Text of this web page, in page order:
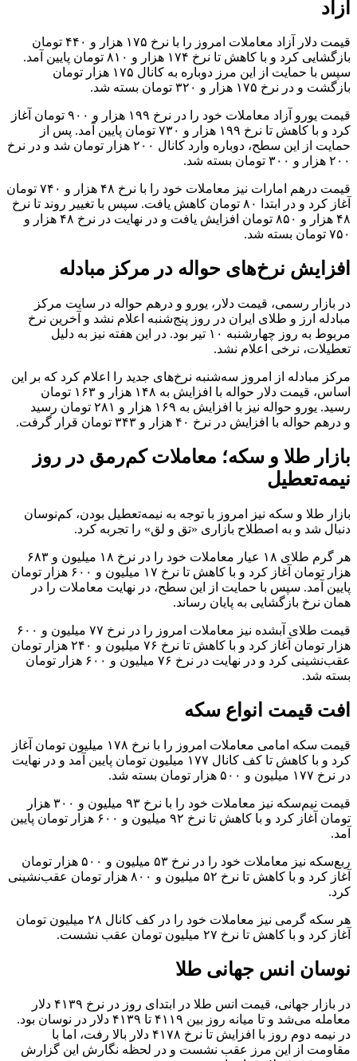
آزاد
قیمت دلار آزاد معاملات امروز را با نرخ ۱۷۵ هزار و ۴۴۰ تومان
بازگشایی کرد و با کاهش تا نرخ ۱۷۴ هزار و ۸۱۰ تومان پایین آمد.
سپس با حمایت از این مرز دوباره به کانال ۱۷۵ هزار تومان
بازگشت و در نرخ ۱۷۵ هزار و ۳۲۰ تومان بسته شد.
قیمت یورو آزاد معاملات خود را در نرخ ۱۹۹ هزار و ۹۰۰ تومان آغاز
کرد و با کاهش تا نرخ ۱۹۹ هزار و ۷۳۰ تومان پایین آمد. پس از
حمایت از این سطح، دوباره وارد کانال ۲۰۰ هزار تومان شد و در نرخ
۲۰۰ هزار و ۳۰۰ تومان بسته شد.
قیمت درهم امارات نیز معاملات خود را با نرخ ۴۸ هزار و ۷۴۰ تومان
آغاز کرد و در ابتدا ۸۰ تومان کاهش یافت. سپس با تغییر روند تا نرخ
۴۸ هزار و ۸۵۰ تومان افزایش یافت و در نهایت در نرخ ۴۸ هزار و
۷۵۰ تومان بسته شد.
افزایش نرخ‌های حواله در مرکز مبادله
در بازار رسمی، قیمت دلار، یورو و درهم حواله در سایت مرکز
مبادله ارز و طلای ایران در روز پنج‌شنبه اعلام نشد و آخرین نرخ
مربوط به روز چهارشنبه ۱۰ تیر بود. در این هفته نیز به دلیل
تعطیلات، نرخی اعلام نشد.
مرکز مبادله از امروز سه‌شنبه نرخ‌های جدید را اعلام کرد که بر این
اساس، قیمت دلار حواله با افزایش به ۱۴۸ هزار و ۱۶۳ تومان
رسید. یورو حواله‌ نیز با افزایش به ۱۶۹ هزار و ۲۸۱ تومان رسید
و درهم حواله با افزایش در نرخ ۴۰ هزار و ۳۴۳ تومان قرار گرفت.
بازار طلا و سکه؛ معاملات کم‌رمق در روز
نیمه‌تعطیل
بازار طلا و سکه نیز امروز با توجه به نیمه‌تعطیل بودن، کم‌نوسان
دنبال شد و به اصطلاح بازاری «تق و لق» را تجربه کرد.
هر گرم طلای ۱۸ عیار معاملات خود را در نرخ ۱۸ میلیون و ۶۸۳
هزار تومان آغاز کرد و با کاهش تا نرخ ۱۷ میلیون و ۶۰۰ هزار تومان
پایین آمد. سپس با حمایت از این سطح، در نهایت معاملات را در
همان نرخ بازگشایی به پایان رساند.
قیمت طلای آبشده نیز معاملات امروز را در نرخ ۷۷ میلیون و ۶۰۰
هزار تومان آغاز کرد و با کاهش تا نرخ ۷۶ میلیون و ۲۴۰ هزار تومان
عقب‌نشینی کرد و در نهایت در نرخ ۷۶ میلیون و ۶۰۰ هزار تومان
بسته شد.
افت قیمت انواع سکه
قیمت سکه امامی معاملات امروز را با نرخ ۱۷۸ میلیون تومان آغاز
کرد و با کاهش تا کف کانال ۱۷۷ میلیون تومان پایین آمد و در نهایت
در نرخ ۱۷۷ میلیون و ۵۰۰ هزار تومان بسته شد.
قیمت نیم‌سکه نیز معاملات خود را با نرخ ۹۳ میلیون و ۳۰۰ هزار
تومان آغاز کرد و با کاهش تا نرخ ۹۲ میلیون و ۶۰۰ هزار تومان پایین
آمد.
ربع‌سکه نیز معاملات خود را در نرخ ۵۳ میلیون و ۵۰۰ هزار تومان
آغاز کرد و با کاهش تا نرخ ۵۲ میلیون و ۸۰۰ هزار تومان عقب‌نشینی
کرد.
هر سکه گرمی نیز معاملات خود را در کف کانال ۲۸ میلیون تومان
آغاز کرد و با کاهش تا نرخ ۲۷ میلیون تومان عقب نشست.
نوسان انس جهانی طلا
در بازار جهانی، قیمت انس طلا در ابتدای روز در نرخ ۴۱۳۹ دلار
معامله می‌شد و تا میانه روز بین ۴۱۱۹ تا ۴۱۳۹ دلار در نوسان بود.
در نیمه دوم روز با افزایش تا نرخ ۴۱۷۸ دلار بالا رفت، اما با
مقاومت از این مرز عقب نشست و در لحظه نگارش این گزارش